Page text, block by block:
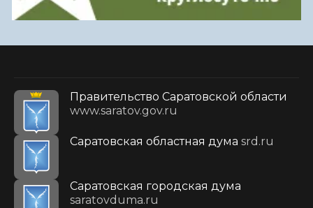
Правительство Саратовской области
www.saratov.gov.ru
Саратовская областная дума srd.ru
Саратовская городская дума
saratovduma.ru